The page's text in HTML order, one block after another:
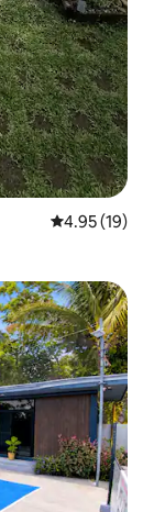
평점 4.95점
4.95 (19)